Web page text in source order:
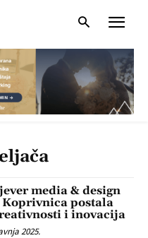
media & design
Koprivnica postala
i inovacija
2025.